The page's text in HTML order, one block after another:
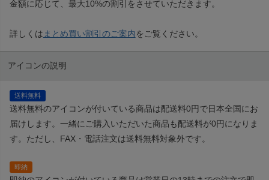
金額に応じて、最大10%の割引をさせていただきます。
詳しくは まとめ買い割引のご案内をご覧ください。
アイコンの説明
送料無料
送料無料のアイコンが付いている商品は配送料0円で日本全国にお
届けします。一緒にご購入いただいた商品も配送料が0円になりま
す。ただし、FAX・電話注文は送料無料対象外です。
即納